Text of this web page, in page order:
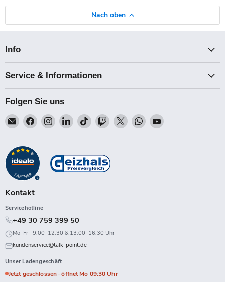
Nach oben
Info
Service & Informationen
Folgen Sie uns
Email
Talk-
Finden
Sie
auf
Facebook
Finden
Sie
auf
Instagram
Finden
Sie
auf
LinkedIn
Finden
Sie
auf
TikTok
Finden
Sie
Twitch
Finden
Sie
Finden
Sie
Finden
Kontakt
Servicehotline
+49 30 759 399 50
Mo–Fr · 9:00–12:30 & 13:00–16:30 Uhr
kundenservice@talk-point.de
Unser Ladengeschäft
Jetzt geschlossen · öffnet Mo 09:30 Uhr